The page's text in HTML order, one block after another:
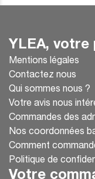
YLEA,
Mentions légales
Contactez nous
Qui sommes nous ?
Votre avis nous
Commandes des
Nos coordonnées
Comment
Politique de
Votre